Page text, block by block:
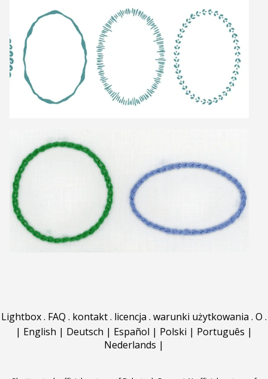
Lightbox. FAQ . kontakt. licencja . warunki użytkowania . O .
| English | Deutsch | Español | Polski | Português |
Nederlands |